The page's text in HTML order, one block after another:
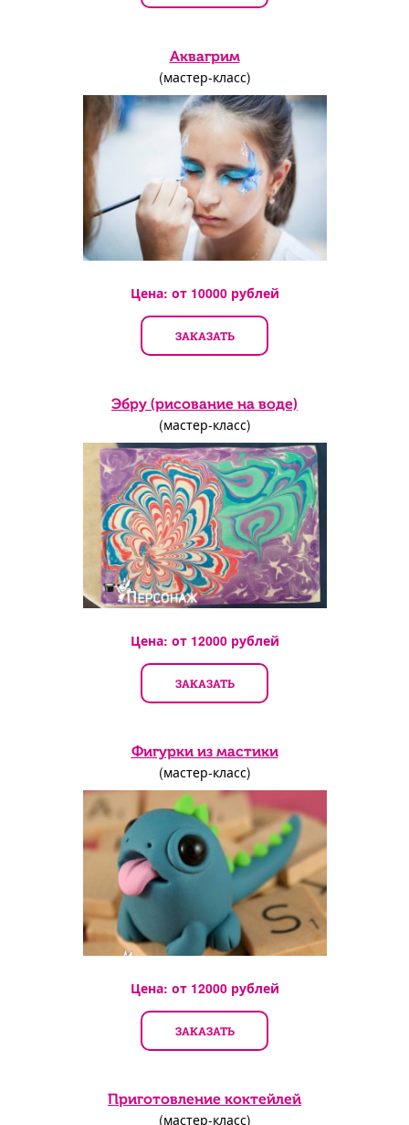
Аквагрим
(мастер-класс)
Цена: от 10000рублей
ЗАКАЗАТЬ
Эбру (рисование на воде)
(мастер-класс)
Цена: от 12000рублей
ЗАКАЗАТЬ
Фигурки из мастики
(мастер-класс)
Цена: от 12000рублей
ЗАКАЗАТЬ
Приготовление коктейлей
(мастер-класс)